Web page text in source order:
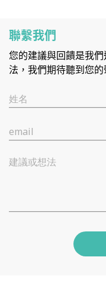
聯繫我們
您的建議與回饋是我
法，我們期待聽到您的
姓名
email
建議或想法